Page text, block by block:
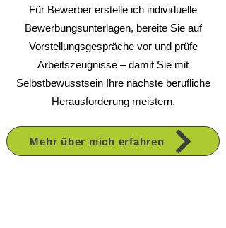
Für Bewerber erstelle ich individuelle
Bewerbungsunterlagen, bereite Sie auf
Vorstellungsgespräche vor und prüfe
Arbeitszeugnisse – damit Sie mit
Selbstbewusstsein Ihre nächste berufliche
Herausforderung meistern.
Mehr über mich erfahren